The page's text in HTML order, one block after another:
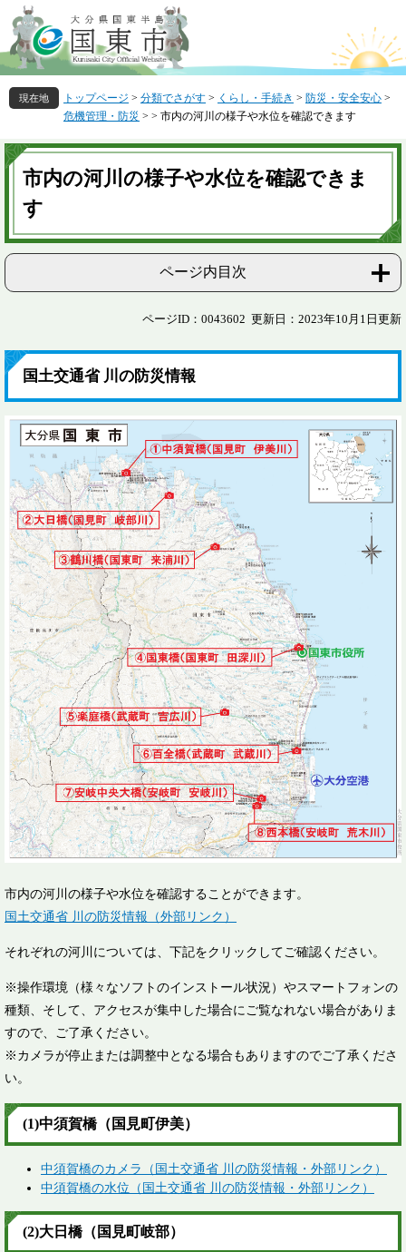
ー
ジ
の
先
頭
す
。
ニ
ュ
ー
を
飛
し
て
トップページ > 分類でさがす > くらし・手続き > 防災・安全安心 >
危機管理・防災 > > 市内の河川の様子や水位を確認できます
本
文
市内の河川の様子や水位を確認できま
す
ページ内目次
ページID：0043602 更新日：2023年10月1日更新
国土交通省 川の防災情報
市内の河川の様子や水位を確認することができます。
国土交通省 川の防災情報（外部リンク）
それぞれの河川については、下記をクリックしてご確認ください。
※操作環境（様々なソフトのインストール状況）やスマートフォンの
種類、そして、アクセスが集中した場合にご覧なれない場合がありま
すので、ご了承ください。
※カメラが停止または調整中となる場合もありますのでご了承くださ
い。
(1)中須賀橋（国見町伊美）
中須賀橋のカメラ（国土交通省 川の防災情報・外部リンク）
中須賀橋の水位（国土交通省 川の防災情報・外部リンク）
(2)大日橋（国見町岐部）